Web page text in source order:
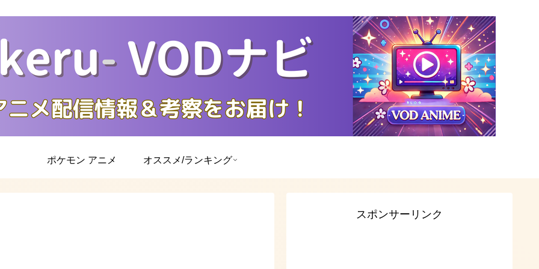
ポケモン アニメ オススメ/ランキング
スポンサーリンク